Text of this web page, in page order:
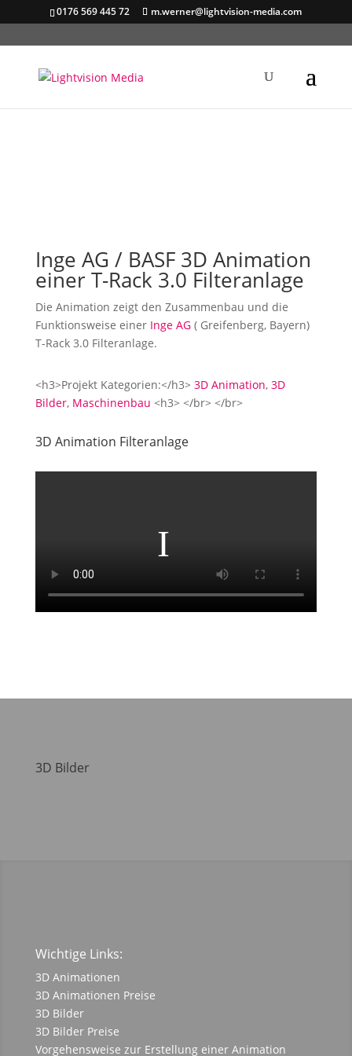
0176 569 445 72 m.werner@lightvision-media.com
Inge AG / BASF 3D Animation
einer T-Rack 3.0 Filteranlage
Die Animation zeigt den Zusammenbau und die
Funktionsweise einer Inge AG( Greifenberg, Bayern)
T-Rack 3.0 Filteranlage.
<h3>Projekt Kategorien:</h3> 3D Animation, 3D
Bilder, Maschinenbau <h3> </br> </br>
3D Animation Filteranlage
3D Bilder
Wichtige Links:
3D Animationen
3D Animationen Preise
3D Bilder
3D Bilder Preise
Vorgehensweise zur Erstellung einer Animation